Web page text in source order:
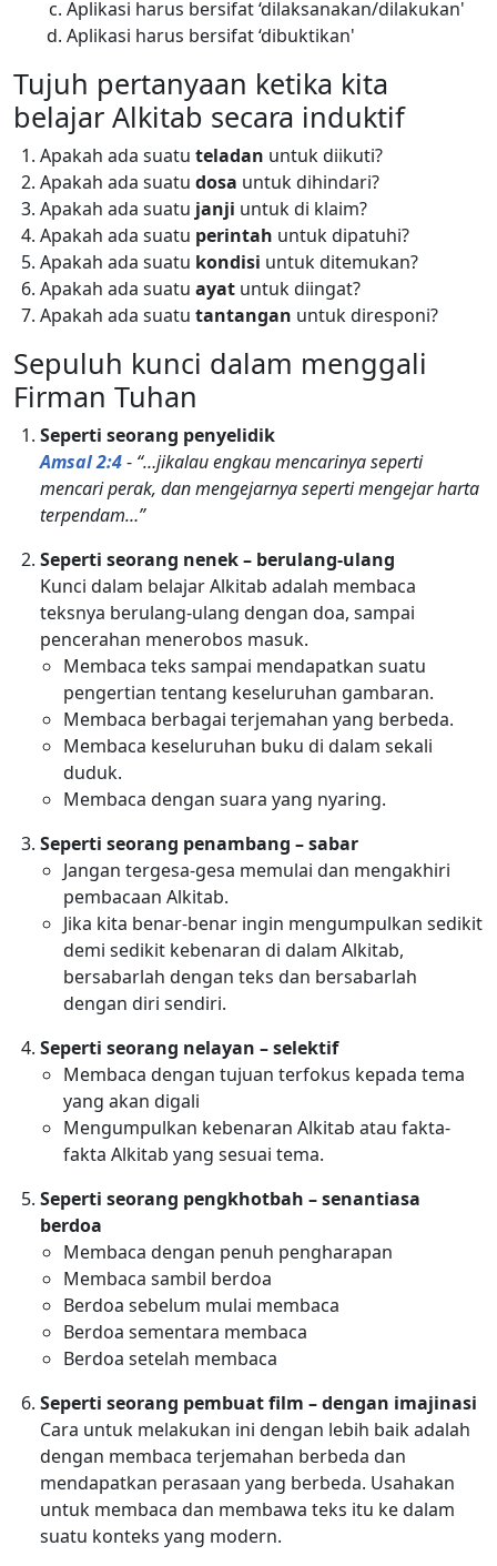
Aplikasi harus bersifat ‘dilaksanakan/dilakukan'
Aplikasi harus bersifat ‘dibuktikan'
Tujuh pertanyaan ketika kita
belajar Alkitab secara induktif
Apakah ada suatu teladan untuk diikuti?
Apakah ada suatu dosa untuk dihindari?
Apakah ada suatu janji untuk di klaim?
Apakah ada suatu perintah untuk dipatuhi?
Apakah ada suatu kondisi untuk ditemukan?
Apakah ada suatu ayat untuk diingat?
Apakah ada suatu tantangan untuk diresponi?
Sepuluh kunci dalam menggali
Firman Tuhan
Seperti seorang penyelidik
Amsal 2:4- “…jikalau engkau mencarinya seperti
mencari perak, dan mengejarnya seperti mengejar harta
terpendam…”
Seperti seorang nenek – berulang-ulang
Kunci dalam belajar Alkitab adalah membaca
teksnya berulang-ulang dengan doa, sampai
pencerahan menerobos masuk.
Membaca teks sampai mendapatkan suatu
pengertian tentang keseluruhan gambaran.
Membaca berbagai terjemahan yang berbeda.
Membaca keseluruhan buku di dalam sekali
duduk.
Membaca dengan suara yang nyaring.
Seperti seorang penambang – sabar
Jangan tergesa-gesa memulai dan mengakhiri
pembacaan Alkitab.
Jika kita benar-benar ingin mengumpulkan sedikit
demi sedikit kebenaran di dalam Alkitab,
bersabarlah dengan teks dan bersabarlah
dengan diri sendiri.
Seperti seorang nelayan – selektif
Membaca dengan tujuan terfokus kepada tema
yang akan digali
Mengumpulkan kebenaran Alkitab atau fakta-
fakta Alkitab yang sesuai tema.
Seperti seorang pengkhotbah – senantiasa
berdoa
Membaca dengan penuh pengharapan
Membaca sambil berdoa
Berdoa sebelum mulai membaca
Berdoa sementara membaca
Berdoa setelah membaca
Seperti seorang pembuat film – dengan imajinasi
Cara untuk melakukan ini dengan lebih baik adalah
dengan membaca terjemahan berbeda dan
mendapatkan perasaan yang berbeda. Usahakan
untuk membaca dan membawa teks itu ke dalam
suatu konteks yang modern.